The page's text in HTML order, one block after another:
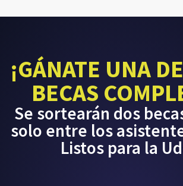
¡GÁNATE UNA
BECAS
Se sortearán dos
solo entre los
Listos para la